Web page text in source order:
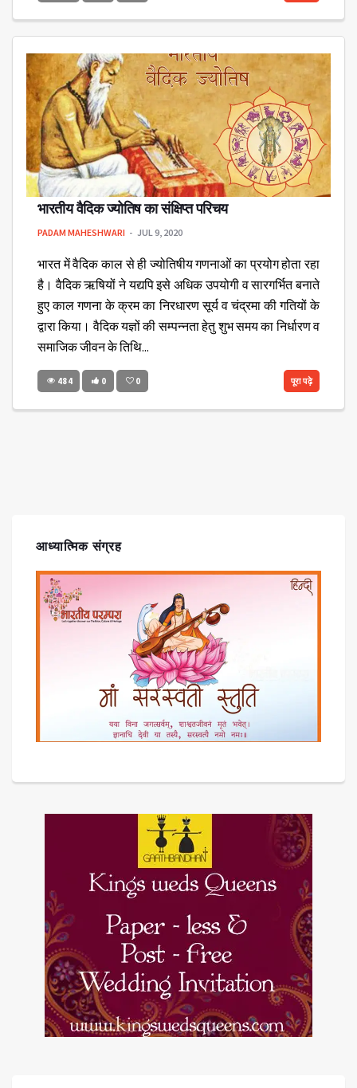
भारतीय वैदिक ज्योतिष का संक्षिप्त परिचय
PADAM MAHESHWARI JUL 9, 2020
भारत में वैदिक काल से ही ज्योतिषीय गणनाओं का प्रयोग होता रहा
है। वैदिक ऋषियों ने यद्यपि इसे अधिक उपयोगी व सारगर्भित बनाते
हुए काल गणना के क्रम का निरधारण सूर्य व चंद्रमा की गतियों के
द्वारा किया। वैदिक यज्ञों की सम्पन्नता हेतु शुभ समय का निर्धारण व
समाजिक जीवन के तिथि...
484 0 0 पूरा पढ़े
आध्यात्मिक संग्रह